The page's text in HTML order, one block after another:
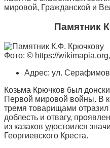
мировой, Гражданской и
Памятник
Фото: © https://
Адрес: ул.
Козьма Крючков был
Первой мировой войны. В
тремя товарищами
доблесть и отвагу,
из казаков удостоился
Георгиевского Креста.